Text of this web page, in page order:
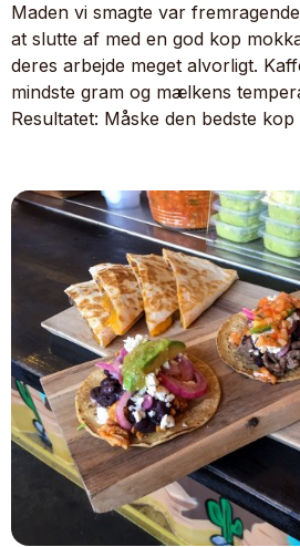
Maden vi smagte var
at slutte af med en god kop
deres arbejde meget alvorligt.
mindste gram og mælkens
Resultatet: Måske den bedste